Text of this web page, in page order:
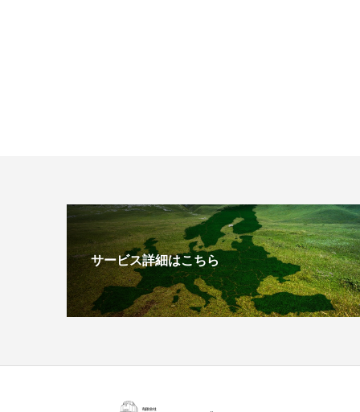
サービス詳細はこちら